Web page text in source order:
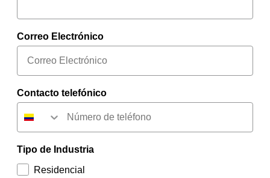
Correo Electrónico
Contacto telefónico
Tipo de Industria
Residencial